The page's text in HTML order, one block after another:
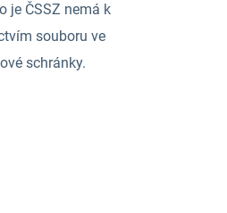
je ČSSZ nemá k
souboru ve
schránky.